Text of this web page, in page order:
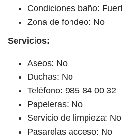
Condiciones baño:
Zona de fondeo: No
Servicios:
Aseos: No
Duchas: No
Teléfono: 985 84 00 32
Papeleras: No
Servicio de limpieza: No
Pasarelas acceso: No